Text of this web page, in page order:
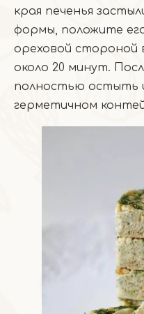
края печенья
формы, положите
ореховой стороной
около 20 минут.
полностью остыть
герметичном